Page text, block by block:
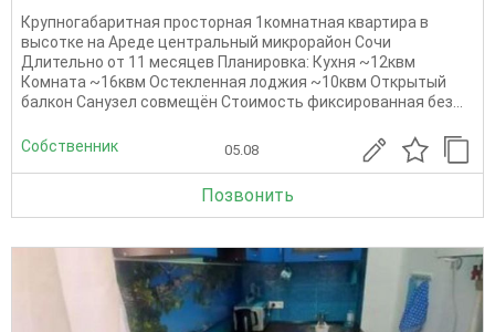
Крупногабаритная просторная 1комнатная квартира в
высотке на Ареде центральный микрорайон Сочи
Длительно от 11 месяцев Планировка: Кухня ~12квм
Комната ~16квм Остекленная лоджия ~10квм Открытый
балкон Санузел совмещён Стоимость фиксированная без...
Собственник 05.08
Позвонить